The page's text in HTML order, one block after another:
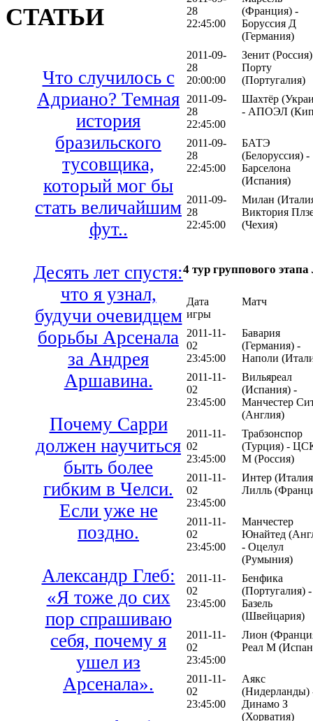
СТАТЬИ
Что случилось с
Адриано? Темная
история
бразильского
тусовщика,
который мог бы
стать величайшим
фут..
Десять лет спустя:
что я узнал,
будучи очевидцем
борьбы Арсенала
за Андрея
Аршавина.
Почему Сарри
должен научиться
быть более
гибким в Челси.
Если уже не
поздно.
Александр Глеб:
«Я тоже до сих
пор спрашиваю
себя, почему я
ушел из
Арсенала».
28
22:45:00
(Франция) -
Боруссия Д
(Германия)
2011-09-
28
20:00:00
Зенит
Порту
(Португалия)
2011-09-
28
22:45:00
Шахтёр
- АПОЭЛ
2011-09-
28
22:45:00
БАТЭ
(Белоруссия) -
Барселона
(Испания)
2011-09-
28
22:45:00
Милан
Виктория
(Чехия)
4 тур группового
Дата
игры
Матч
2011-11-
02
23:45:00
Бавария
(Германия) -
Наполи
2011-11-
02
23:45:00
Вильяреал
(Испания) -
Манчестер
(Англия)
2011-11-
02
23:45:00
Трабзонспор
(Турция) -
М (Россия)
2011-11-
02
23:45:00
Интер
Лилль
2011-11-
02
23:45:00
Манчестер
Юнайтед
- Оцелул
(Румыния)
2011-11-
02
23:45:00
Бенфика
(Португалия) -
Базель
(Швейцария)
2011-11-
02
23:45:00
Лион
Реал М
2011-11-
02
23:45:00
Аякс
(Нидерланды)
Динамо З
(Хорватия)